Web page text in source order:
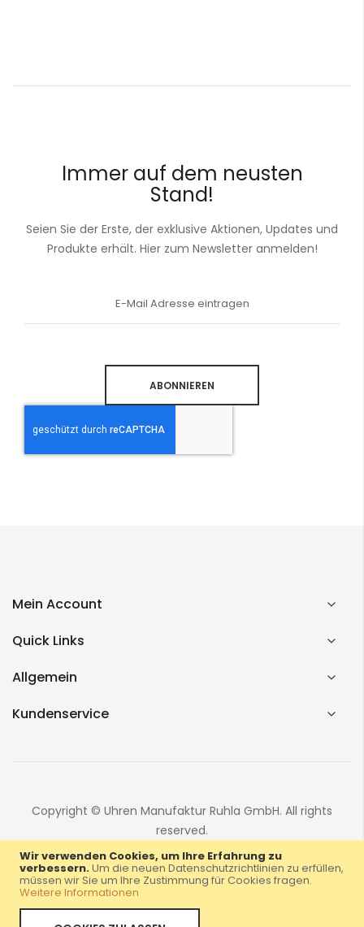
Wir verwenden Cookies, um Ihre Erfahrung zu
verbessern.Um die neuen Datenschutzrichtlinien zu erfüllen,
müssen wir Sie um Ihre Zustimmung für Cookies fragen.
Weitere Informationen
Immer auf dem neusten
Stand!
Seien Sie der Erste, der exklusive Aktionen, Updates und
Produkte erhält. Hier zum Newsletter anmelden!
ABONNIEREN
Mein Account
Quick Links
Allgemein
Kundenservice
Copyright © Uhren Manufaktur Ruhla GmbH. All rights
reserved.